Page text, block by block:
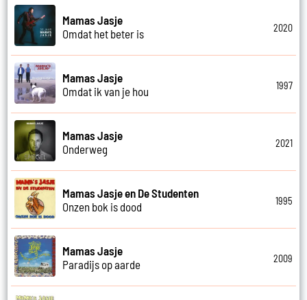
Mamas Jasje
Omdat het beter is
2020
Mamas Jasje
Omdat ik van je hou
1997
Mamas Jasje
Onderweg
2021
Mamas Jasje en De Studenten
Onzen bok is dood
1995
Mamas Jasje
Paradijs op aarde
2009